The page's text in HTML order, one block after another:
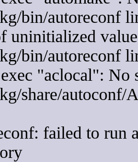
bin/autoreconf
uninitialized
bin/autoreconf
"aclocal": No
share/
failed to run